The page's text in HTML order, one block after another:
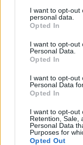
I want to opt-out
personal data.
Opted In
I want to opt-out
Personal Data.
Opted In
I want to opt-out
Personal Data
Opted In
I want to opt-out
Retention, Sale,
Personal Data
Purposes for
Opted Out
dangereux pour
ARTICLES